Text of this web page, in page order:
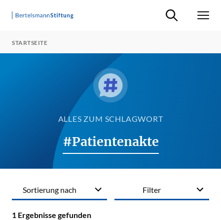
Suche ein-/
STARTSEITE
ALLES ZUM SCHLAGWORT
#Patientenakte
Filter
1 Ergebnisse gefunden
Sortierung nach